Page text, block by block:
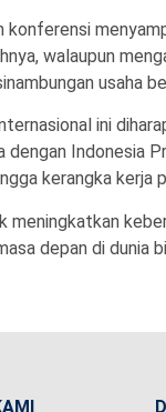
walaupun
usaha
ini
Indonesia
kerangka
meningkatkan
depan di dunia